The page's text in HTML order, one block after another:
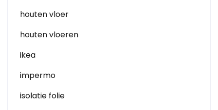
houten vloer
houten vloeren
ikea
impermo
isolatie folie